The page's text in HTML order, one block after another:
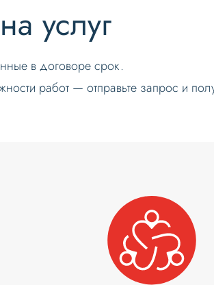
услуг
в договоре срок.
работ — отправьте запрос и